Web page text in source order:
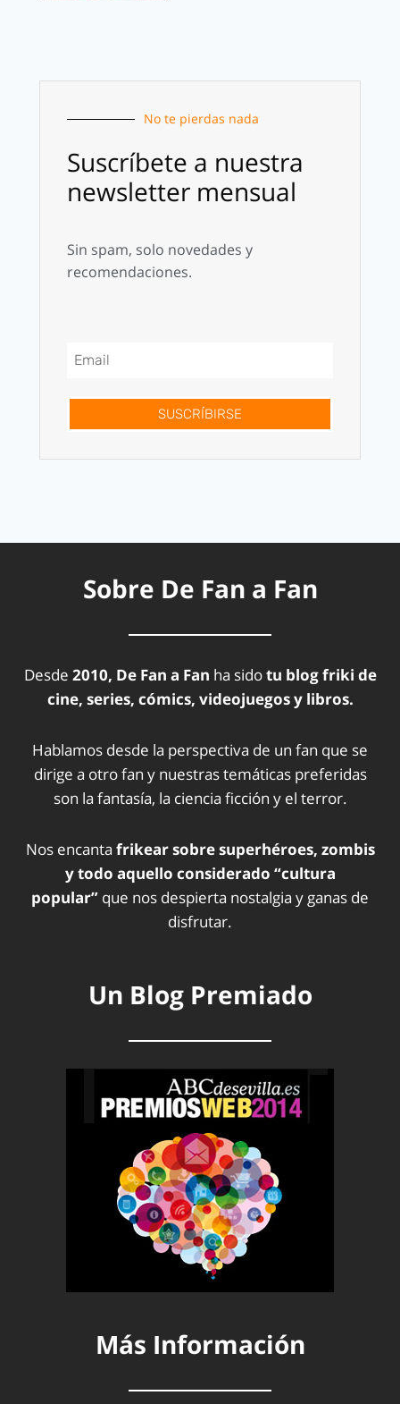
No te pierdas nada
Suscríbete a nuestra
newsletter mensual
Sin spam, solo novedades y
recomendaciones.
SUSCRÍBIRSE
Sobre De Fan a Fan
Desde 2010, De Fan a Fan ha sidotu blog friki de
cine, series, cómics, videojuegos y libros.
Hablamos desde la perspectiva de un fan que se
dirige a otro fan y nuestras temáticas preferidas
son la fantasía, la ciencia ficción y el terror.
Nos encanta frikear sobre superhéroes, zombis
y todo aquello considerado “cultura
popular” que nos despierta nostalgia y ganas de
disfrutar.
Un Blog Premiado
Más Información